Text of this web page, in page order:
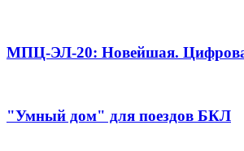
МПЦ-ЭЛ-20: Новейшая.
"Умный дом" для поездов БКЛ